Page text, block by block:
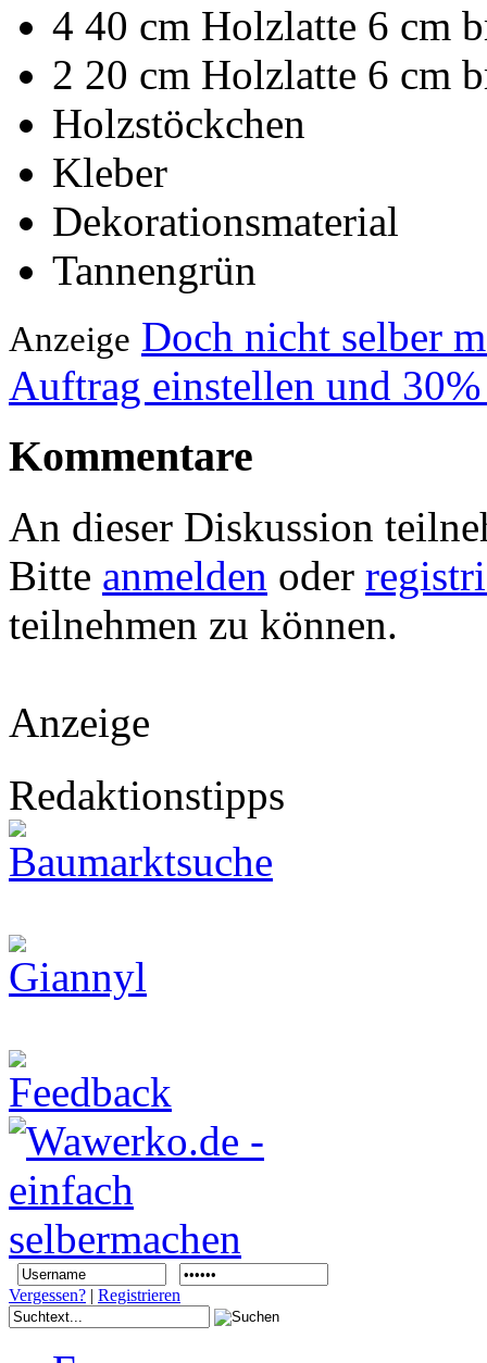
4 40 cm Holzlatte 6 cm
2 20 cm Holzlatte 6 cm
Holzstöckchen
Kleber
Dekorationsmaterial
Tannengrün
Anzeige Doch nicht selber
Auftrag einstellen und
Kommentare
An dieser Diskussion
Bitte anmelden oder
teilnehmen zu können.
Anzeige
Redaktionstipps
Vergessen? | Registrieren